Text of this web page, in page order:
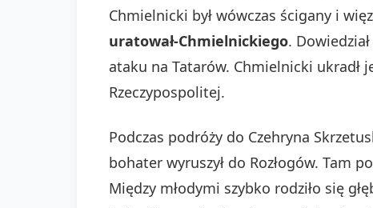
Chmielnicki był wówczas ścigany i
uratował-Chmielnickiego.
ataku na Tatarów. Chmielnicki ukradł
Rzeczypospolitej.
Podczas podróży do Czehryna
bohater wyruszył do Rozłogów. Tam
Między młodymi szybko rodziło się